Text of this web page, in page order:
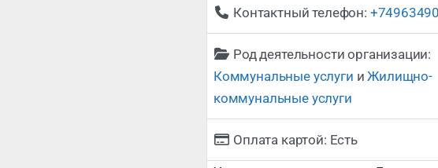
Сегодня
Контактный телефон:
Род деятельности организации:
Коммунальные услуги иЖилищно-
коммунальные услуги
Оплата картой: Есть